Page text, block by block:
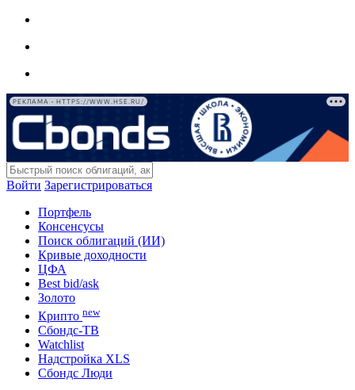
РЕКЛАМА • HTTPS://WWW.HSE.RU/
Войти Зарегистрироваться
Портфель
Консенсусы
Поиск облигаций (ИИ)
Кривые доходности
ЦФА
Best bid/ask
Золото
Крипто new
Сбондс-ТВ
Watchlist
Надстройка XLS
Сбондс Люди